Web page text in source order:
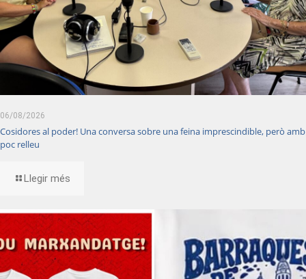
06/08/2026
Cosidores al poder! Una conversa sobre una feina imprescindible, però amb
poc relleu
Llegir més